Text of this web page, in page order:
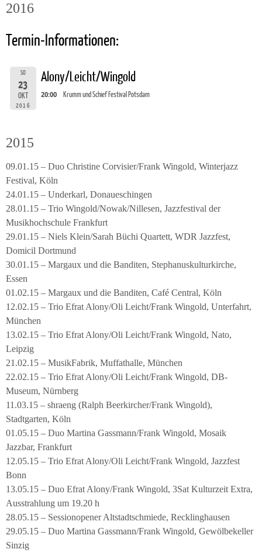
2016
Termin-Informationen:
SO
23
OKT
2016
Alony/Leicht/Wingold
20:00 Krumm und Schief Festival Potsdam
2015
09.01.15 – Duo Christine Corvisier/Frank Wingold, Winterjazz
Festival, Köln
24.01.15 – Underkarl, Donaueschingen
28.01.15 – Trio Wingold/Nowak/Nillesen, Jazzfestival der
Musikhochschule Frankfurt
29.01.15 – Niels Klein/Sarah Büchi Quartett, WDR Jazzfest,
Domicil Dortmund
30.01.15 – Margaux und die Banditen, Stephanuskulturkirche,
Essen
01.02.15 – Margaux und die Banditen, Café Central, Köln
12.02.15 – Trio Efrat Alony/Oli Leicht/Frank Wingold, Unterfahrt,
München
13.02.15 – Trio Efrat Alony/Oli Leicht/Frank Wingold, Nato,
Leipzig
21.02.15 – MusikFabrik, Muffathalle, München
22.02.15 – Trio Efrat Alony/Oli Leicht/Frank Wingold, DB-
Museum, Nürnberg
11.03.15 – shraeng (Ralph Beerkircher/Frank Wingold),
Stadtgarten, Köln
01.05.15 – Duo Martina Gassmann/Frank Wingold, Mosaik
Jazzbar, Frankfurt
12.05.15 – Trio Efrat Alony/Oli Leicht/Frank Wingold, Jazzfest
Bonn
13.05.15 – Duo Efrat Alony/Frank Wingold, 3Sat Kulturzeit Extra,
Ausstrahlung um 19.20 h
28.05.15 – Sessionopener Altstadtschmiede, Recklinghausen
29.05.15 – Duo Martina Gassmann/Frank Wingold, Gewölbekeller
Sinzig